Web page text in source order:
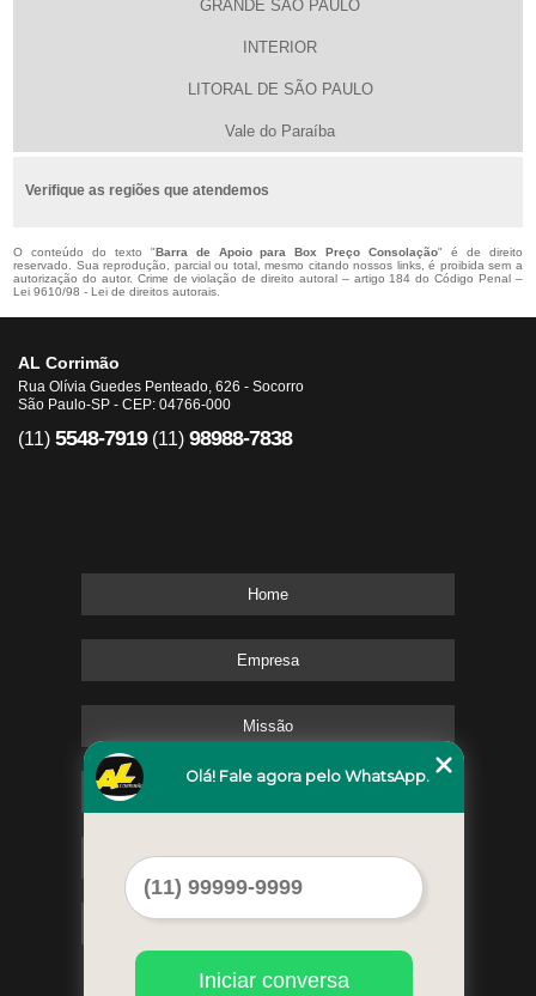
GRANDE SÃO PAULO
INTERIOR
LITORAL DE SÃO PAULO
Vale do Paraíba
Verifique as regiões que atendemos
O conteúdo do texto "Barra de Apoio para Box Preço Consolação" é de direito
reservado. Sua reprodução, parcial ou total, mesmo citando nossos links, é proibida sem a
autorização do autor. Crime de violação de direito autoral – artigo 184 do Código Penal –
Lei 9610/98 - Lei de direitos autorais.
AL Corrimão
Rua Olívia Guedes Penteado, 626 - Socorro
São Paulo-SP - CEP: 04766-000
(11) 5548-7919 (11) 98988-7838
Home
Empresa
Missão
Contato
Mapa do site
Olá! Fale agora pelo WhatsApp.
Iniciar conversa